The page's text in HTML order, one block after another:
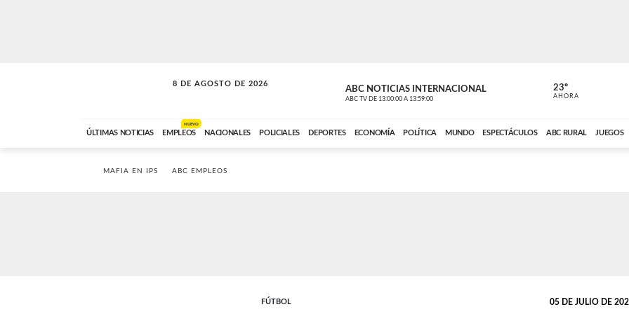
8 DE AGOSTO DE 2026
SOLO MÚSICA ABC NOTICIAS INTERNACIONAL
ABC TV DE 13:00:00 A 13:59:00 ABC CARDINAL
23º
AHORA
ÚLTIMAS NOTICIAS EMPLEOS
NUEVO
NACIONALES POLICIALES DEPORTES ECONOMÍA POLÍTICA MUNDO ESPECTÁCULOS ABC RURAL JUEGOS
MAFIA EN IPS ABC EMPLEOS
FÚTBOL 05 DE JULIO DE